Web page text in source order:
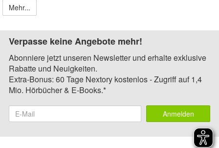
Mehr...
Verpasse keine Angebote mehr!
Abonniere jetzt unseren Newsletter und erhalte exklusive
Rabatte und Neuigkeiten.
Extra-Bonus: 60 Tage Nextory kostenlos - Zugriff auf 1,4
Mio. Hörbücher & E-Books.*
Anmelden